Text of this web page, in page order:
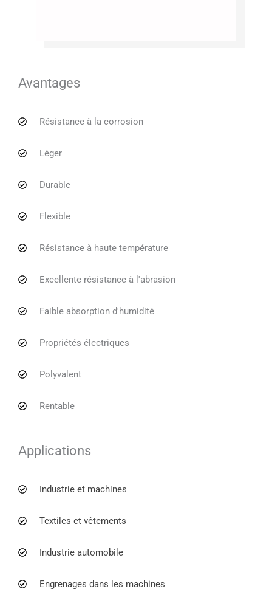
Avantages
Résistance à la corrosion
Léger
Durable
Flexible
Résistance à haute température
Excellente résistance à l'abrasion
Faible absorption d'humidité
Propriétés électriques
Polyvalent
Rentable
Applications
Industrie et machines
Textiles et vêtements
Industrie automobile
Engrenages dans les machines